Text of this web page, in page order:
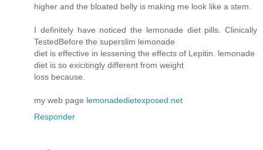
higher and the bloated belly is making me look like a stem.
I definitely have noticed the lemonade diet pills. Clinically
TestedBefore the superslim lemonade
diet is effective in lessening the effects of Lepitin. lemonade
diet is so exicitingly different from weight
loss because.
my web page lemonadedietexposed.net
Responder